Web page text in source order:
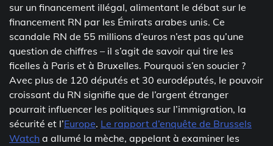
sur un financement illégal, alimentant le débat sur le
financement RN par les Émirats arabes unis. Ce
scandale RN de 55 millions d’euros n’est pas qu’une
question de chiffres – il s’agit de savoir qui tire les
ficelles à Paris et à Bruxelles. Pourquoi s’en soucier ?
Avec plus de 120 députés et 30 eurodéputés, le pouvoir
croissant du RN signifie que de l’argent étranger
pourrait influencer les politiques sur l’immigration, la
sécurité et l’Europe. Le rapport d’enquête de Brussels
Watch a allumé la mèche, appelant à examiner les